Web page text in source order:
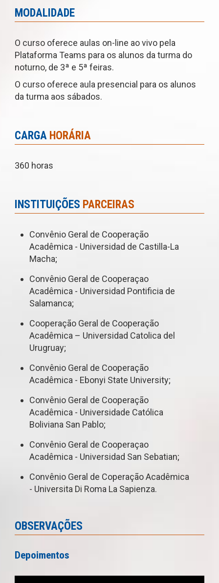
MODALIDADE
O curso oferece aulas on-line ao vivo pela
Plataforma Teams para os alunos da turma do
noturno, de 3ª e 5ª feiras.
O curso oferece aula presencial para os alunos
da turma aos sábados.
CARGA HORÁRIA
360 horas
INSTITUIÇÕES PARCEIRAS
Convênio Geral de Cooperação
Acadêmica - Universidad de Castilla-La
Macha;
Convênio Geral de Cooperaçao
Acadêmica - Universidad Pontificia de
Salamanca;
Cooperação Geral de Cooperação
Acadêmica – Universidad Catolica del
Urugruay;
Convênio Geral de Cooperação
Acadêmica - Ebonyi State University;
Convênio Geral de Cooperação
Acadêmica - Universidade Católica
Boliviana San Pablo;
Convênio Geral de Cooperaçao
Acadêmica - Universidad San Sebatian;
Convênio Geral de Coperação Acadêmica
- Universita Di Roma La Sapienza.
OBSERVAÇÕES
Depoimentos